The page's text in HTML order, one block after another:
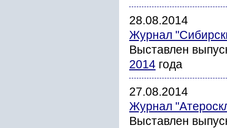
28.08.2014
Журнал
Выставлен
2014 года
27.08.2014
Журнал
Выставлен